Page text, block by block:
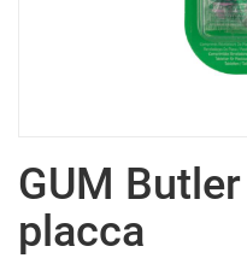
GUM
placca